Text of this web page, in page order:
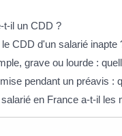
t-il un CDD ?
CDD d'un salarié inapte
grave ou lourde :
pendant un préavis :
en France a-t-il